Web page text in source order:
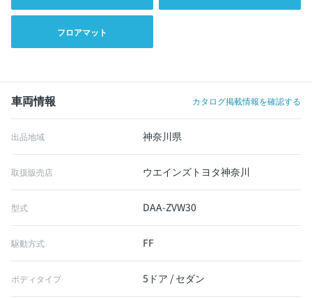
フロアマット
車両情報 カタログ掲載情報を確認する
出品地域 神奈川県
取扱販売店 ウエインズトヨタ神奈川
型式 DAA-ZVW30
駆動方式 FF
ボディタイプ 5ドア / セダン